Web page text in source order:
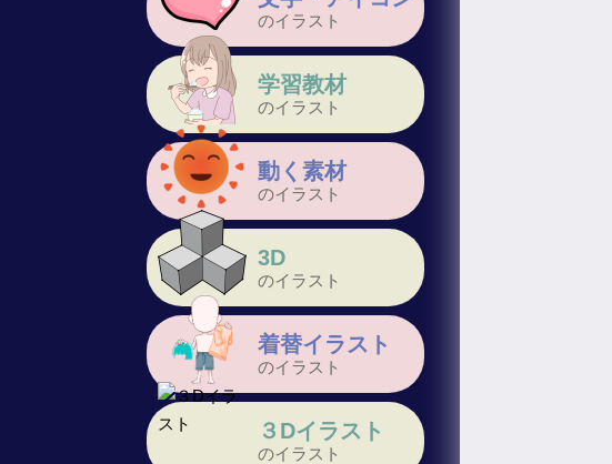
のイラスト
学習教材
のイラスト
動く素材
のイラスト
3D
のイラスト
着替イラスト
のイラスト
３Dイラスト
のイラスト